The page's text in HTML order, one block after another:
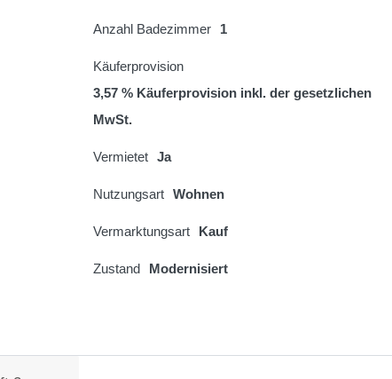
Anzahl Badezimmer 1
Käuferprovision
3,57 % Käuferprovision inkl. der gesetzlichen
MwSt.
Vermietet Ja
Nutzungsart Wohnen
Vermarktungsart Kauf
Zustand Modernisiert